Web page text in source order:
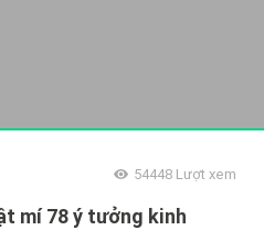
54448 Lượt xem
mí 78 ý tưởng kinh